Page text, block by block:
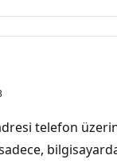
telefon